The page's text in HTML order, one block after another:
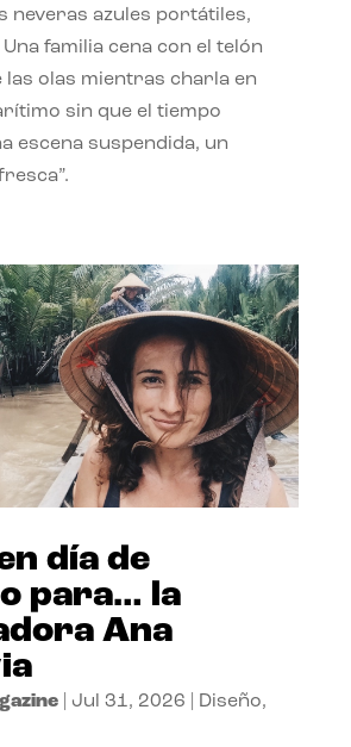
neveras azules portátiles,
familia cena con el telón
las olas mientras charla en
sin que el tiempo
escena suspendida, un
día de
para… la
Ana
| Jul 31, 2026 Diseño,